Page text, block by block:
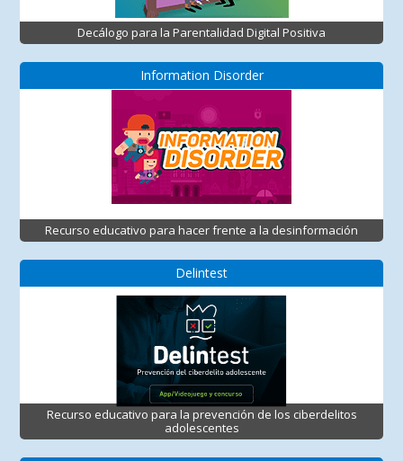
Decálogo para la Parentalidad Digital Positiva
Information Disorder
Recurso educativo para hacer frente a la desinformación
Delintest
Recurso educativo para la prevención de los ciberdelitos
adolescentes